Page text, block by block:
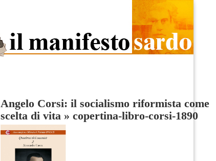
Angelo Corsi: il socialismo riformista come
scelta di vita » copertina-libro-corsi-1890